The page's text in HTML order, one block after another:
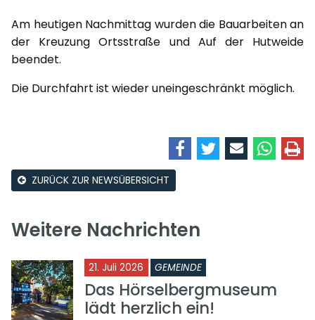
Am heutigen Nachmittag wurden die Bauarbeiten an
der Kreuzung Ortsstraße und Auf der Hutweide
beendet.
Die Durchfahrt ist wieder uneingeschränkt möglich.
ZURÜCK ZUR NEWSÜBERSICHT
Weitere Nachrichten
21. Juli 2026 GEMEINDE
Das Hörselbergmuseum
lädt herzlich ein!